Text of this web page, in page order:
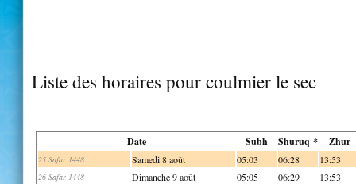
Liste des horaires pour coulmier le sec
Date Subh Shuruq * Zhur
25 Safar 1448 Samedi 8 août 05:03 06:28 13:53
26 Safar 1448 Dimanche 9 août 05:05 06:29 13:53